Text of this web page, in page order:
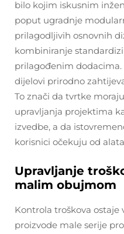
bilo kojim iskusnim
poput ugradnje
prilagodljivih osnovnih
kombiniranje
prilagođenim
dijelovi prirodno
To znači da tvrtke
upravljanja projektima
izvedbe, a da
korisnici očekuju od
Upravljanje
malim obujmom
Kontrola troškova
proizvode male serije